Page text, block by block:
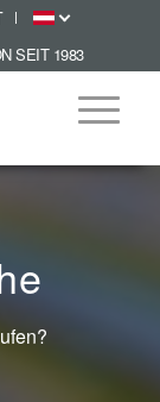
SEIT 1983